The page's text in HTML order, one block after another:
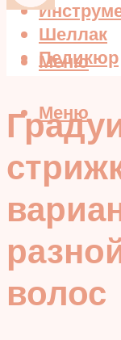
Шеллак
Педикюр
Меню
Меню
волос